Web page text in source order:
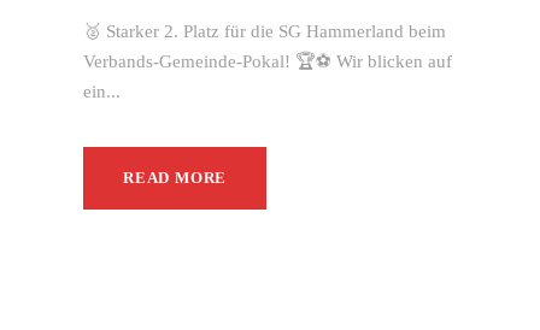
🥈 Starker 2. Platz für die SG Hammerland beim
Verbands-Gemeinde-Pokal! 🏆⚽ Wir blicken auf
ein...
READ MORE